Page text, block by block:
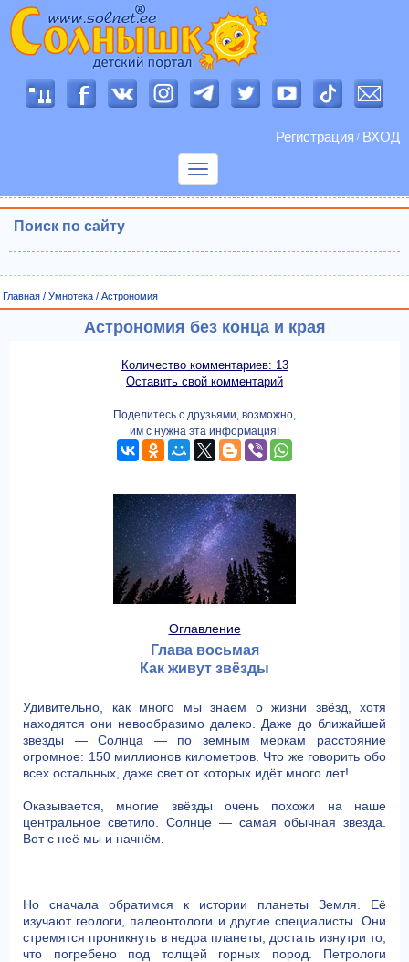
Регистрация / ВХОД
Показать
Поиск по сайту
Главная / Умнотека / Астрономия
Астрономия без конца и края
Количество комментариев: 13
Оставить свой комментарий
Поделитесь с друзьями, возможно,
им с нужна эта информация!
Оглавление
Глава восьмая
Как живут звёзды
Удивительно, как много мы знаем о жизни звёзд, хотя
находятся они невообразимо далеко. Даже до ближайшей
звезды — Солнца — по земным меркам расстояние
огромное: 150 миллионов километров. Что же говорить обо
всех остальных, даже свет от которых идёт много лет!
Оказывается, многие звёзды очень похожи на наше
центральное светило. Солнце — самая обычная звезда.
Вот с неё мы и начнём.
Но сначала обратимся к истории планеты Земля. Её
изучают геологи, палеонтологи и другие специалисты. Они
стремятся проникнуть в недра планеты, достать изнутри то,
что погребено под толщей горных пород. Петрологи